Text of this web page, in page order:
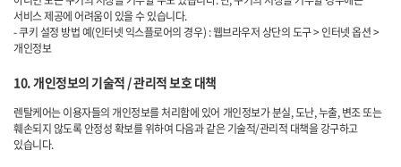
서비스 제공에 어려움이 있을 수 있습니다.
- 쿠키 설정 방법 예(인터넷 익스플로어의 경우) : 웹브라우저 상단의 도구 > 인터넷 옵션 >
개인정보
10. 개인정보의 기술적 / 관리적 보호 대책
렌탈케어는 이용자들의 개인정보를 처리함에 있어 개인정보가 분실, 도난, 누출, 변조 또는
훼손되지 않도록 안정성 확보를 위하여 다음과 같은 기술적/관리적 대책을 강구하고
있습니다.